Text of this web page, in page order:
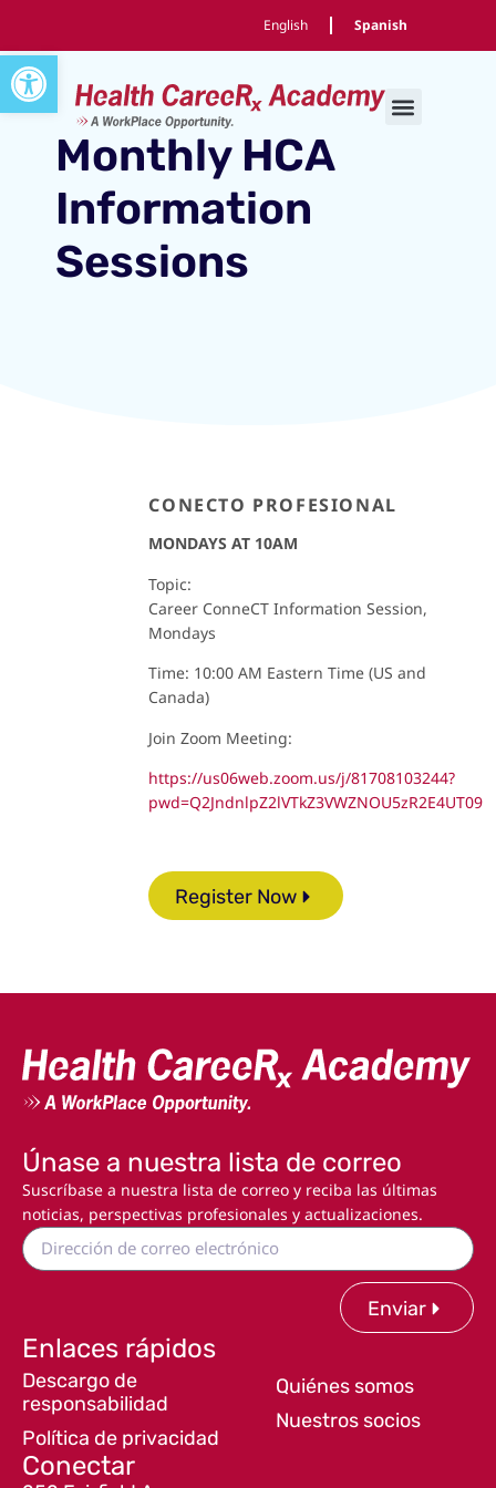
Abrir barra de herramientas
English Spanish
Monthly HCA
Information
Sessions
CONECTO PROFESIONAL
MONDAYSAT 10AM
Topic:
Career ConneCT Information Session,
Mondays
Time: 10:00 AM Eastern Time (US and
Canada)
Join Zoom Meeting:
https://us06web.zoom.us/j/81708103244?
pwd=Q2JndnlpZ2lVTkZ3VWZNOU5zR2E4UT09
Register Now
Únase a nuestra lista de correo
Suscríbase a nuestra lista de correo y reciba las últimas
noticias, perspectivas profesionales y actualizaciones.
Enviar
Enlaces rápidos
Descargo de
responsabilidad
Política de privacidad
Quiénes somos
Nuestros socios
Conectar